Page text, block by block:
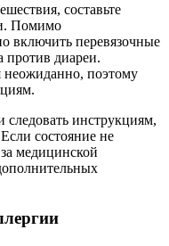
составьте
Помимо
включить перевязочные
против диареи.
неожиданно, поэтому
следовать инструкциям,
состояние не
медицинской